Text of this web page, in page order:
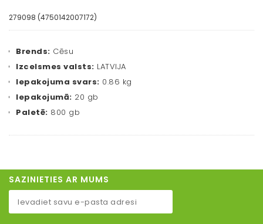
279098 (4750142007172)
Brends: Cēsu
Izcelsmes valsts: LATVIJA
Iepakojuma svars: 0.86 kg
Iepakojumā: 20 gb
Paletē: 800 gb
SAZINIETIES AR MUMS